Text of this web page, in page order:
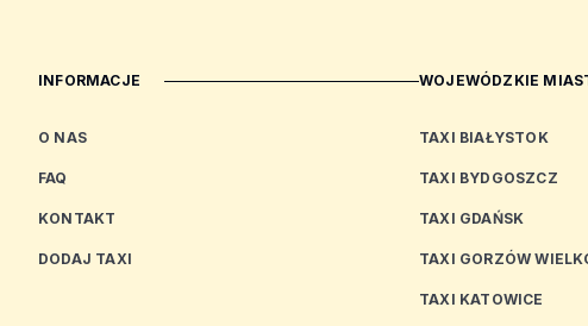
INFORMACJE
O NAS
FAQ
KONTAKT
DODAJ TAXI
WOJEWÓDZKIE
TAXI BIAŁYSTOK
TAXI BYDGOSZCZ
TAXI GDAŃSK
TAXI GORZÓW
TAXI KATOWICE